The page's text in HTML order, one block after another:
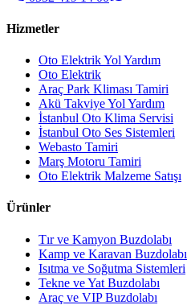
Hizmetler
Oto Elektrik Yol Yardım
Oto Elektrik
Araç Park Kliması Tamiri
Akü Takviye Yol Yardım
İstanbul Oto Klima Servisi
İstanbul Oto Ses Sistemleri
Webasto Tamiri
Marş Motoru Tamiri
Oto Elektrik Malzeme Satışı
Ürünler
Tır ve Kamyon Buzdolabı
Kamp ve Karavan Buzdolabı
Isıtma ve Soğutma Sistemleri
Tekne ve Yat Buzdolabı
Araç ve VIP Buzdolabı